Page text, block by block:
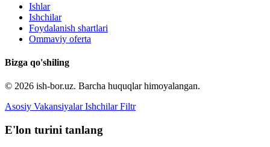
Ishlar
Ishchilar
Foydalanish shartlari
Ommaviy oferta
Bizga qo'shiling
© 2026 ish-bor.uz. Barcha huquqlar himoyalangan.
Asosiy Vakansiyalar Ishchilar Filtr
E'lon turini tanlang